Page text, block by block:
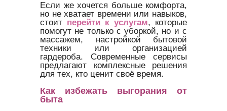
Если же хочется больше комфорта,
но не хватает времени или навыков,
стоит перейти к услугам, которые
помогут не только с уборкой, но и с
массажем, настройкой бытовой
техники или организацией
гардероба. Современные сервисы
предлагают комплексные решения
для тех, кто ценит своё время.
Как избежать выгорания от
быта